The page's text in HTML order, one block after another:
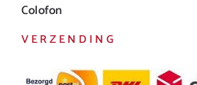
Colofon
VERZENDING